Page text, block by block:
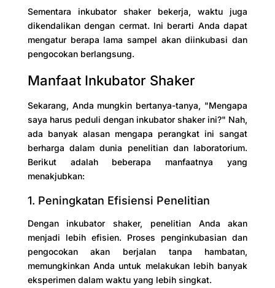
Sementara inkubator shaker bekerja, waktu juga
dikendalikan dengan cermat. Ini berarti Anda dapat
mengatur berapa lama sampel akan diinkubasi dan
pengocokan berlangsung.
Manfaat Inkubator Shaker
Sekarang, Anda mungkin bertanya-tanya, "Mengapa
saya harus peduli dengan inkubator shaker ini?" Nah,
ada banyak alasan mengapa perangkat ini sangat
berharga dalam dunia penelitian dan laboratorium.
Berikut adalah beberapa manfaatnya yang
menakjubkan:
1. Peningkatan Efisiensi Penelitian
Dengan inkubator shaker, penelitian Anda akan
menjadi lebih efisien. Proses penginkubasian dan
pengocokan akan berjalan tanpa hambatan,
memungkinkan Anda untuk melakukan lebih banyak
eksperimen dalam waktu yang lebih singkat.